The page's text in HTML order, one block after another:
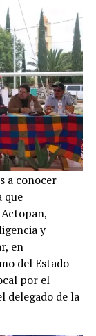
a conocer
que
y
en
del Estado
por el
delegado de la